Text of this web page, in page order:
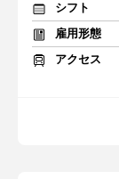
シフト
雇用形態
アクセス